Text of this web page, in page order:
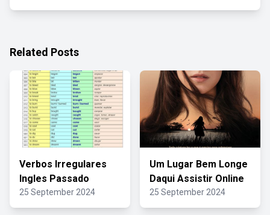
Related Posts
Verbos Irregulares
Ingles Passado
25 September 2024
Um Lugar Bem Longe
Daqui Assistir Online
25 September 2024